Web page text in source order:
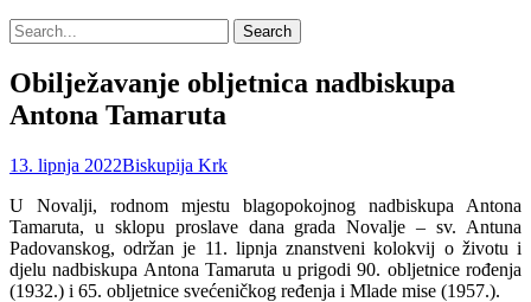
Search
Search
for:
Obilježavanje obljetnica nadbiskupa
Antona Tamaruta
Posted
13. lipnja 2022Author
Biskupija Krk
U Novalji, rodnom mjestu blagopokojnog nadbiskupa Antona
Tamaruta, u sklopu proslave dana grada Novalje – sv. Antuna
Padovanskog, održan je 11. lipnja znanstveni kolokvij o životu i
djelu nadbiskupa Antona Tamaruta u prigodi 90. obljetnice rođenja
(1932.) i 65. obljetnice svećeničkog ređenja i Mlade mise (1957.).